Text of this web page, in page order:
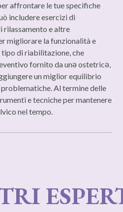
affrontare le tue specifiche
includere esercizi di
rilassamento e altre
migliorare la funzionalità e
di riabilitazione, che
fornito da unə ostetricə,
un miglior equilibrio
Al termine delle
e tecniche per mantenere
nel tempo.
I